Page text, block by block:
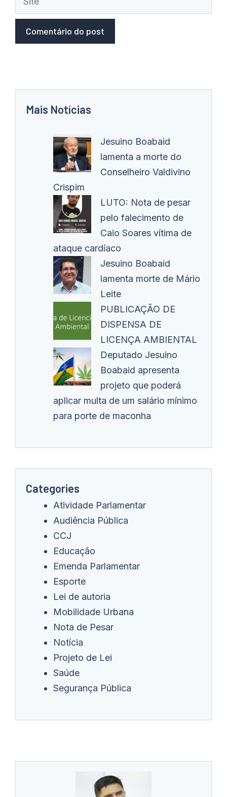
Mais Notícias
Jesuino Boabaid
lamenta a morte do
Conselheiro Valdivino
Crispim
LUTO: Nota de pesar
pelo falecimento de
Caio Soares vítima de
ataque cardíaco
Jesuino Boabaid
lamenta morte de Mário
Leite
PUBLICAÇÃO DE
DISPENSA DE
LICENÇA AMBIENTAL
Deputado Jesuino
Boabaid apresenta
projeto que poderá
aplicar multa de um salário mínimo
para porte de maconha
Categories
Atividade Parlamentar
Audiência Pública
CCJ
Educação
Emenda Parlamentar
Esporte
Lei de autoria
Mobilidade Urbana
Nota de Pesar
Notícia
Projeto de Lei
Saúde
Segurança Pública